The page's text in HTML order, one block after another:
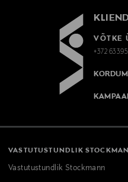
VÕTKE
+372
VASTUTUSTUNDLIK
Vastutustundlik Stockmann